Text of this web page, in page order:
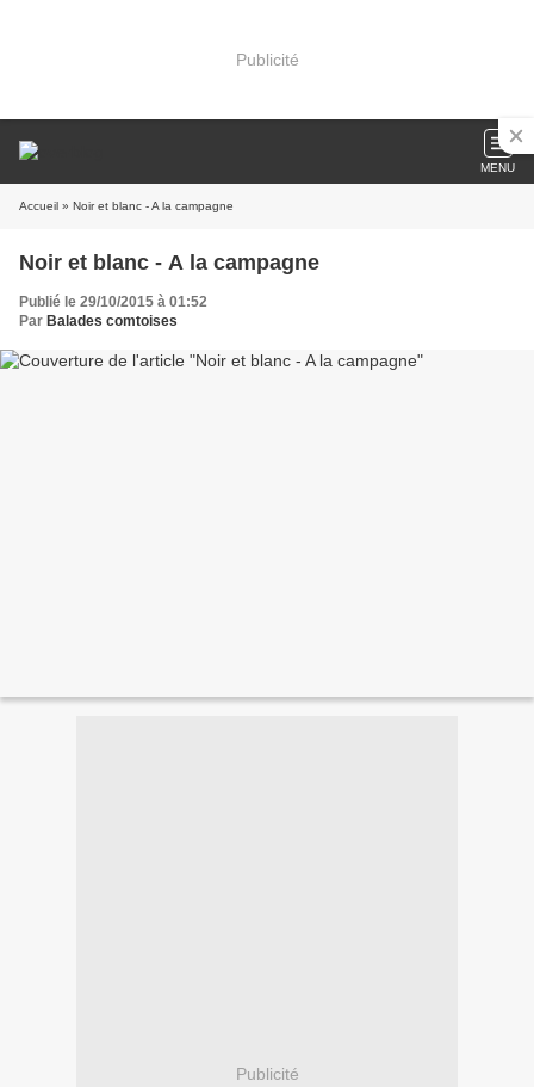
Publicité
MENU
Accueil » Noir et blanc - A la campagne
Noir et blanc - A la campagne
Publié le 29/10/2015 à 01:52
Par Balades comtoises
Publicité